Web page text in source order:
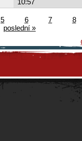
5 6 7
8
poslední »